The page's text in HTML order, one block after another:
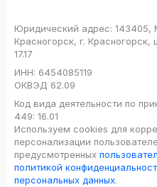
Юридический адрес: 143405,
Красногорск, г.
17.17
ИНН: 6454085119
ОКВЭД 62.09
Код вида деятельности по
449: 16.01
Используем cookies для
персонализации
предусмотренных
политикой
персональных данных.